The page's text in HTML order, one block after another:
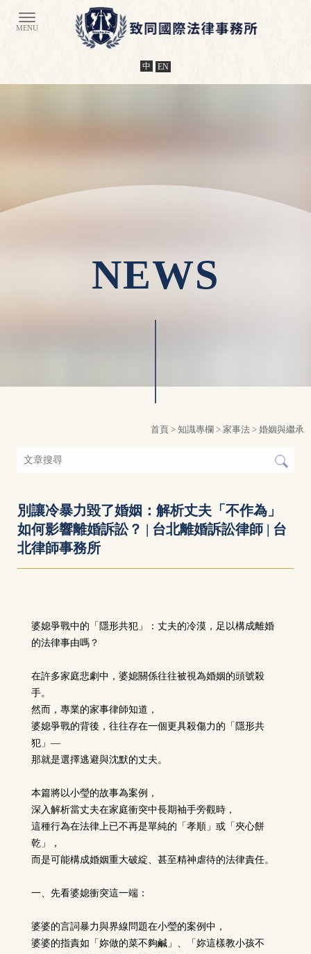
首頁 > 知識專欄 > 家事法 > 婚姻與繼承
別讓冷暴力毀了婚姻：解析丈夫「不作為」
如何影響離婚訴訟？ | 台北離婚訴訟律師 | 台
北律師事務所
婆媳爭戰中的「隱形共犯」：丈夫的冷漠，足以構成離婚
的法律事由嗎？
在許多家庭悲劇中，婆媳關係往往被視為婚姻的頭號殺
手。
然而，專業的家事律師知道，
婆媳爭戰的背後，往往存在一個更具殺傷力的「隱形共
犯」—
那就是選擇逃避與沈默的丈夫。
本篇將以小瑩的故事為案例，
深入解析當丈夫在家庭衝突中長期袖手旁觀時，
這種行為在法律上已不再是單純的「孝順」或「夾心餅
乾」，
而是可能構成婚姻重大破綻、甚至精神虐待的法律責任。
一、先看婆媳衝突這一端：
婆婆的言詞暴力與界線問題在小瑩的案例中，
婆婆的指責如「妳做的菜不夠鹹」、「妳這樣教小孩不